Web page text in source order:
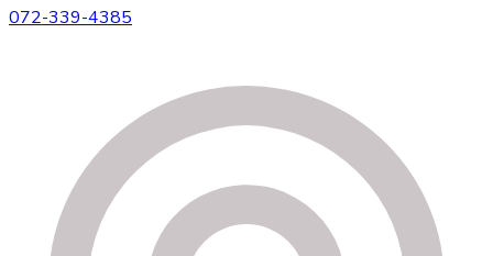
072-339-4385